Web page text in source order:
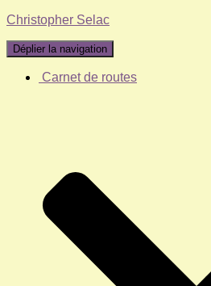
Christopher Selac
Déplier la navigation
Carnet de routes